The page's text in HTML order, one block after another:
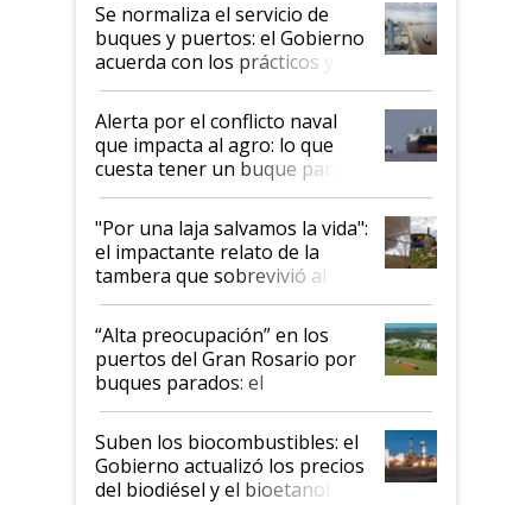
Se normaliza el servicio de
buques y puertos: el Gobierno
acuerda con los prácticos y
suspende el decreto de
desregulación
Alerta por el conflicto naval
que impacta al agro: lo que
cuesta tener un buque parado
y el peligro de que Argentina
pase a ser "país sucio"
"Por una laja salvamos la vida":
el impactante relato de la
tambera que sobrevivió al
tornado
“Alta preocupación” en los
puertos del Gran Rosario por
buques parados: el
funcionamiento de las
exportadoras en tensión tras
la medida de fuerza de los
prácticos
Suben los biocombustibles: el
Gobierno actualizó los precios
del biodiésel y el bioetanol